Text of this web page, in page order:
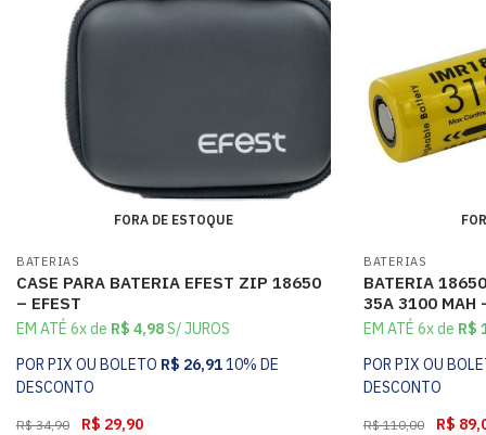
FORA DE ESTOQUE
BATERIAS
CASE PARA BATERIA EFEST ZIP 18650
– EFEST
EM ATÉ 6x de R$ 4,98S/ JUROS
POR PIX OU BOLETO R$ 26,9110% DE
DESCONTO
R$34,90 R$ 29,90
BATERIAS
BATERIA
35A 3100 MAH
EM ATÉ 6x de R$
POR PIX OU
DESCONTO
R$110,00 R$